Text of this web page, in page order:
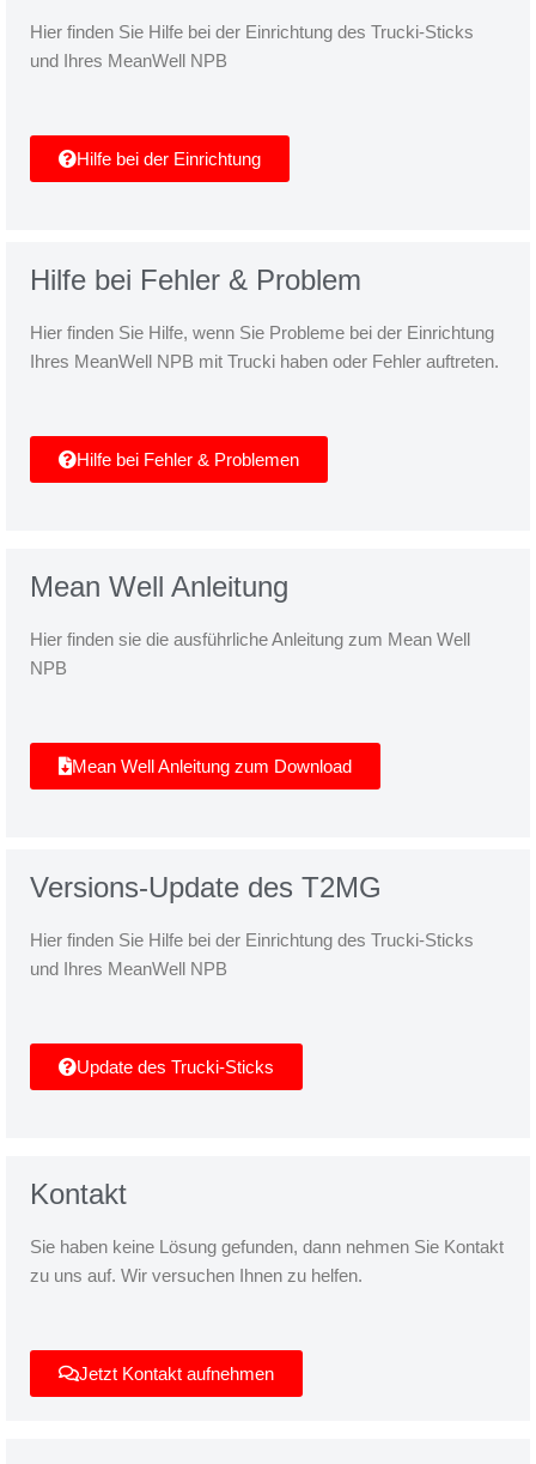
Hier finden Sie Hilfe bei der Einrichtung des Trucki-Sticks
und Ihres MeanWell NPB
Hilfe bei der Einrichtung
Hilfe bei Fehler & Problem
Hier finden Sie Hilfe, wenn Sie Probleme bei der Einrichtung
Ihres MeanWell NPB mit Trucki haben oder Fehler auftreten.
Hilfe bei Fehler & Problemen
Mean Well Anleitung
Hier finden sie die ausführliche Anleitung zum Mean Well
NPB
Mean Well Anleitung zum Download
Versions-Update des T2MG
Hier finden Sie Hilfe bei der Einrichtung des Trucki-Sticks
und Ihres MeanWell NPB
Update des Trucki-Sticks
Kontakt
Sie haben keine Lösung gefunden, dann nehmen Sie Kontakt
zu uns auf. Wir versuchen Ihnen zu helfen.
Jetzt Kontakt aufnehmen